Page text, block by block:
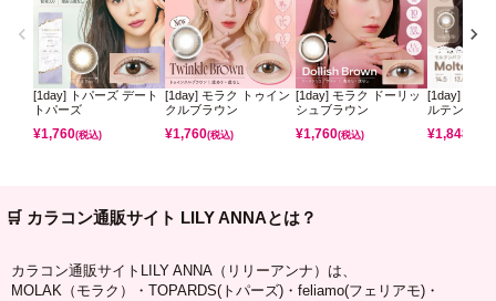
[1day] トパーズ デート
トパーズ
¥1,760(税込)
[1day] モラク トゥイン
クルブラウン
¥1,760(税込)
[1day] モラク ドーリッ
シュブラウン
¥1,760(税込)
[1day] コフ
ルテンパフ
¥1,848
🛒 カラコン通販サイト LILY ANNAとは？
カラコン通販サイトLILY ANNA（リリーアンナ）は、
MOLAK（モラク）・TOPARDS(トパーズ)・feliamo(フェリアモ)・